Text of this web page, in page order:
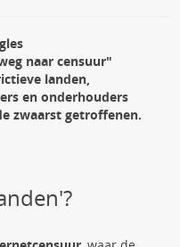
naar censuur"
landen,
en onderhouders
zwaarst getroffenen.